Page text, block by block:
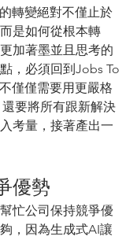
轉變絕對不僅止於
是如何從根本轉
加著墨並且思考的
，必須回到Jobs To
僅僅需要用更嚴格
要將所有跟新解決
考量，接著產出一
優勢
忙公司保持競爭優
，因為生成式AI讓